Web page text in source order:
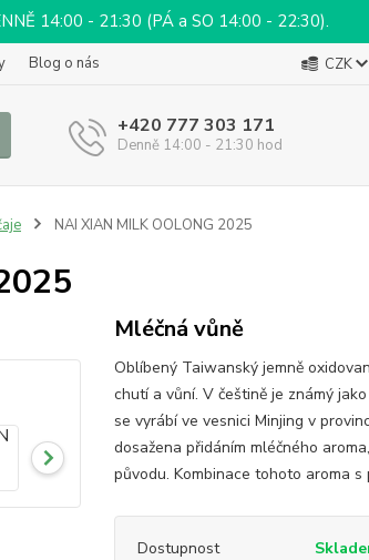
14:00 - 21:30 (PÁ a SO 14:00 - 22:30).
Blog o nás CZK
+420 777 303 171
Denně 14:00 - 21:30 hod
NAI XIAN MILK OOLONG 2025
Mléčná vůně
Oblíbený Taiwanský jemně
chutí a vůní. V češtině je známý
se vyrábí ve vesnici Minjing v
dosažena přidáním mléčného
původu. Kombinace tohoto aroma s
Dostupnost